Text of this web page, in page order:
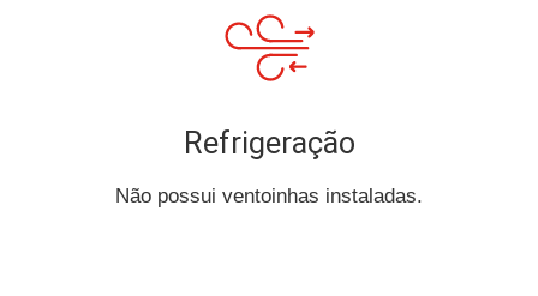
Refrigeração
Não possui ventoinhas instaladas.